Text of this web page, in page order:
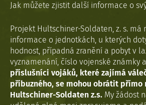
Jak můžete zjistit další informace o
Projekt Hultschiner-Soldaten, z. s. má
informace o jednotkách, u kterých
hodnost, případná zranění a pobyt v
vyznamenání, číslo vojenské známky
příslušníci vojáků, které zajímá
příbuzného, se mohou obrátit přímo
Hultschiner-Soldaten z.s. My žádost